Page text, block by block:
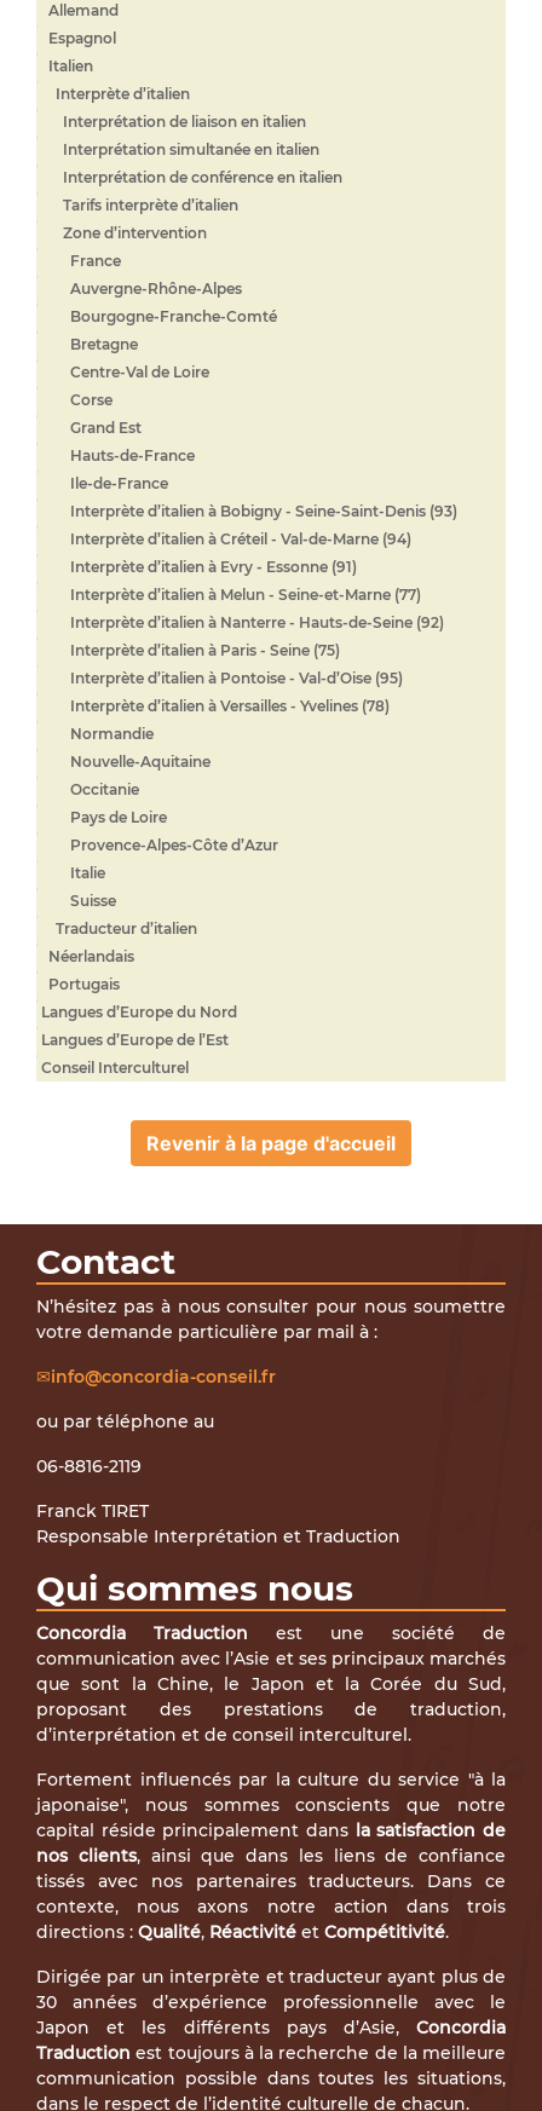
Allemand
Espagnol
Italien
Interprète d’italien
Interprétation de liaison en italien
Interprétation simultanée en italien
Interprétation de conférence en italien
Tarifs interprète d’italien
Zone d’intervention
France
Auvergne-Rhône-Alpes
Bourgogne-Franche-Comté
Bretagne
Centre-Val de Loire
Corse
Grand Est
Hauts-de-France
Ile-de-France
Interprète d’italien à Bobigny - Seine-Saint-Denis (93)
Interprète d’italien à Créteil - Val-de-Marne (94)
Interprète d’italien à Evry - Essonne (91)
Interprète d’italien à Melun - Seine-et-Marne (77)
Interprète d’italien à Nanterre - Hauts-de-Seine (92)
Interprète d’italien à Paris - Seine (75)
Interprète d’italien à Pontoise - Val-d’Oise (95)
Interprète d’italien à Versailles - Yvelines (78)
Normandie
Nouvelle-Aquitaine
Occitanie
Pays de Loire
Provence-Alpes-Côte d’Azur
Italie
Suisse
Traducteur d’italien
Néerlandais
Portugais
Langues d’Europe du Nord
Langues d’Europe de l’Est
Conseil Interculturel
Revenir à la page d'accueil
Contact
N’hésitez pas à nous consulter pour nous soumettre
votre demande particulière par mail à :
info@concordia-conseil.fr
ou par téléphone au
06-8816-2119
Franck TIRET
Responsable Interprétation et Traduction
Qui sommes nous
Concordia Traduction est une société de
communication avec l’Asie et ses principaux marchés
que sont la Chine, le Japon et la Corée du Sud,
proposant des prestations de traduction,
d’interprétation et de conseil interculturel.
Fortement influencés par la culture du service "à la
japonaise", nous sommes conscients que notre
capital réside principalement dans la satisfaction de
nos clients, ainsi que dans les liens de confiance
tissés avec nos partenaires traducteurs. Dans ce
contexte, nous axons notre action dans trois
directions : Qualité, Réactivité et Compétitivité.
Dirigée par un interprète et traducteur ayant plus de
30 années d’expérience professionnelle avec le
Japon et les différents pays d’Asie, Concordia
Traduction est toujours à la recherche de la meilleure
communication possible dans toutes les situations,
dans le respect de l’identité culturelle de chacun.